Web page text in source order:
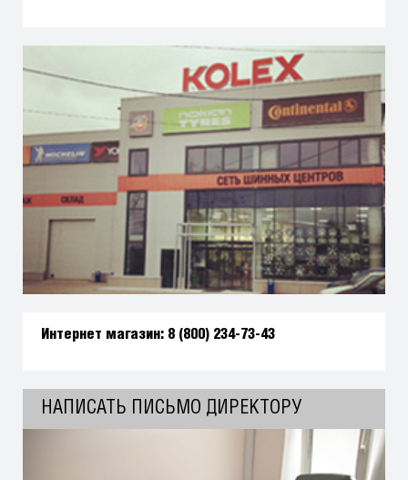
Интернет магазин: 8 (800) 234-73-43
НАПИСАТЬ ПИСЬМО ДИРЕКТОРУ